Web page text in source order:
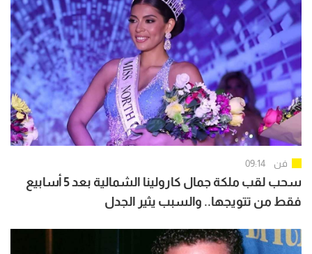
فن 09:14
سحب لقب ملكة جمال كارولينا الشمالية بعد 5 أسابيع
فقط من تتويجها.. والسبب يثير الجدل